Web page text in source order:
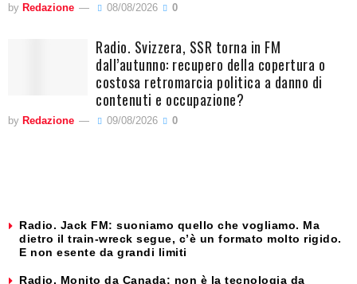
by Redazione 08/08/2026 0
Radio. Svizzera, SSR torna in FM
dall’autunno: recupero della copertura o
costosa retromarcia politica a danno di
contenuti e occupazione?
by Redazione 09/08/2026 0
Radio. Jack FM: suoniamo quello che vogliamo. Ma
dietro il train-wreck segue, c’è un formato molto rigido.
E non esente da grandi limiti
Radio. Monito da Canada: non è la tecnologia da